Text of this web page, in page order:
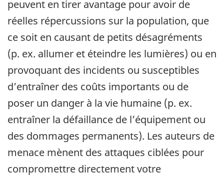
peuvent en tirer avantage pour avoir de
réelles répercussions sur la population, que
ce soit en causant de petits désagréments
(p. ex. allumer et éteindre les lumières) ou en
provoquant des incidents ou susceptibles
d’entraîner des coûts importants ou de
poser un danger à la vie humaine (p. ex.
entraîner la défaillance de l’équipement ou
des dommages permanents). Les auteurs de
menace mènent des attaques ciblées pour
compromettre directement votre